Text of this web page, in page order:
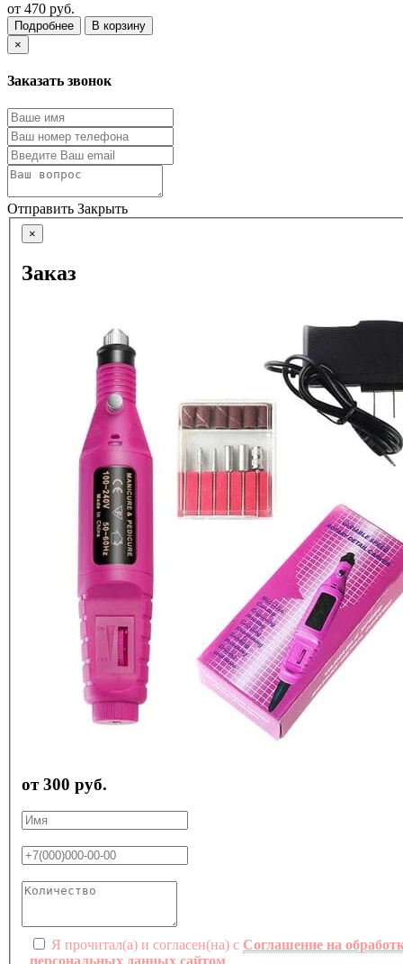
от 470 руб.
Подробнее
В корзину
×
Заказать звонок
Отправить Закрыть
×
Заказ
от 300 руб.
Я прочитал(а) и согласен(на) с Соглашение на